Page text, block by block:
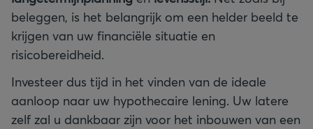
beleggen, is het belangrijk om een helder beeld te
krijgen van uw financiële situatie en
risicobereidheid.
Investeer dus tijd in het vinden van de ideale
aanloop naar uw hypothecaire lening. Uw latere
zelf zal u dankbaar zijn voor het inbouwen van een